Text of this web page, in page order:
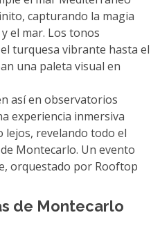
capturando la magia
el mar. Los tonos
turquesa vibrante hasta el
una paleta visual en
así en observatorios
experiencia inmersiva
lejos, revelando todo el
Montecarlo. Un evento
orquestado por Rooftop
de Montecarlo